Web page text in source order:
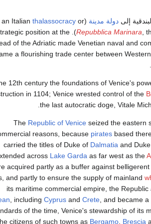
إلى دولة مدينة (an Italian
thalassocracy or
Repubblica Marinara ,
strategic position at the
of the Adriatic made Venetian naval and
a flourishing trade center between
12th century the foundations of Venice's
in 1104; Venice wrested control of the
The Republic of Venice seized the eastern
reasons, because pirates based
carried the titles of Duke of Dalmatia and
across Lake Garda as far west as the
acquired partly as a buffer against
and partly to ensure the supply of mainland
its maritime commercial empire, the
, including Cyprus and Crete , and became
of the time, Venice's stewardship of its
citizens of such towns as Bergamo Brescia